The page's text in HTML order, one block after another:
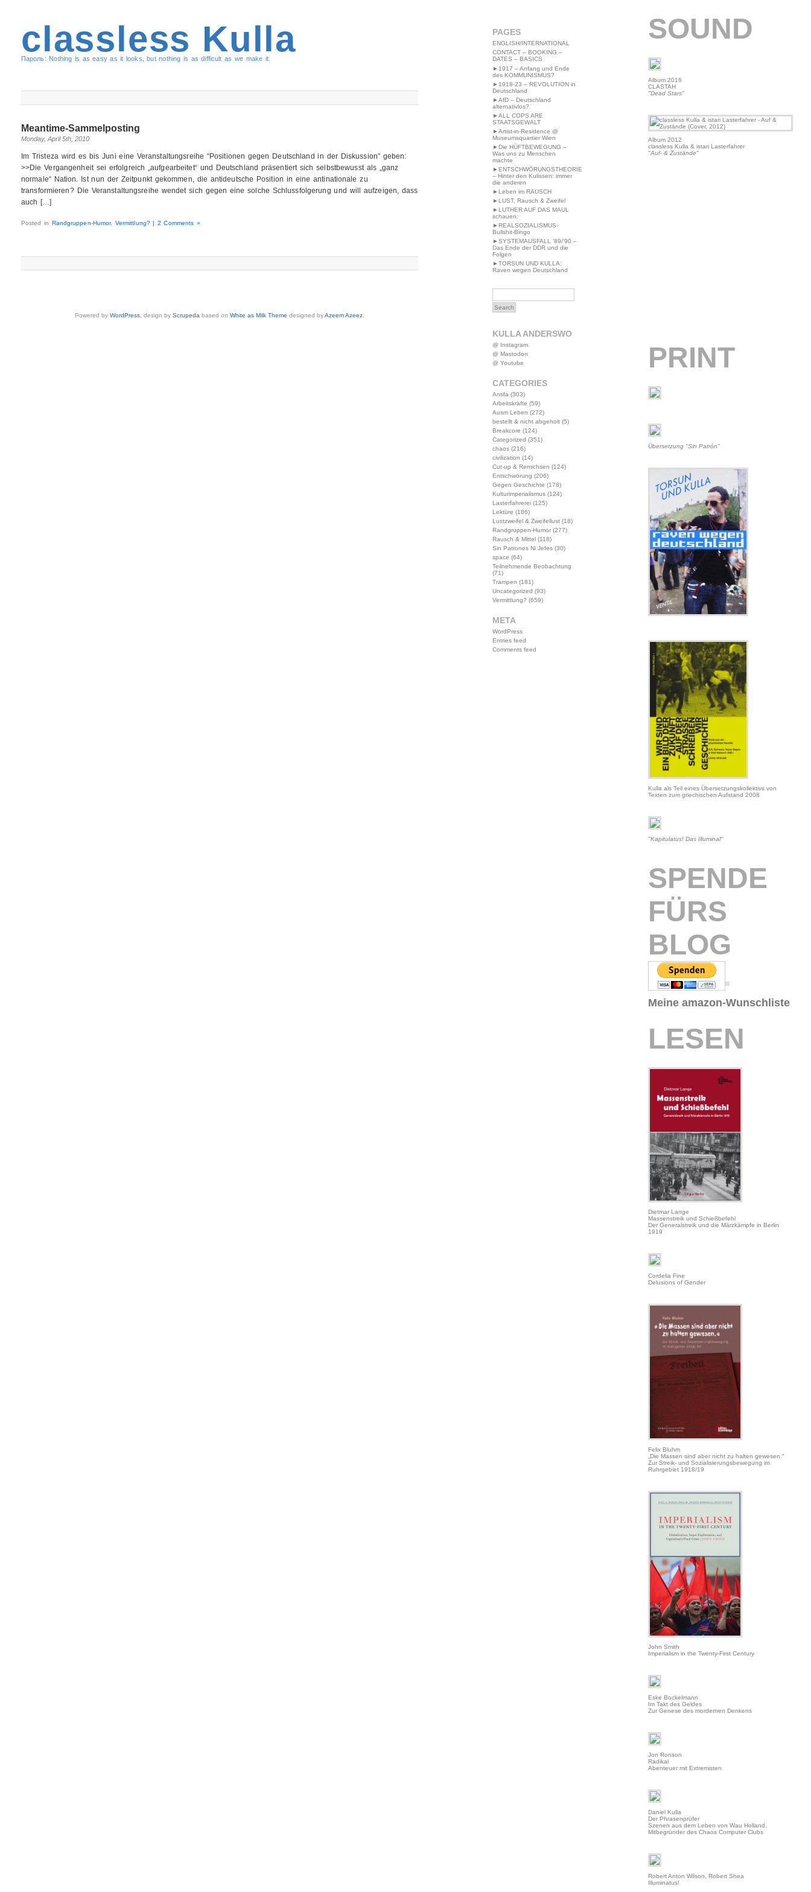
classless Kulla
Пароль: Nothing is as easy as it looks, but nothing is as difficult as we make it.
Meantime-Sammelposting
Monday, April 5th, 2010
Im Tristeza wird es bis Juni eine Veranstaltungsreihe “Positionen gegen Deutschland in der Diskussion” geben:
>>Die Vergangenheit sei erfolgreich „aufgearbeitet“ und Deutschland präsentiert sich selbstbewusst als „ganz
normale“ Nation. Ist nun der Zeitpunkt gekommen, die antideutsche Position in eine antinationale zu
transformieren? Die Veranstaltungsreihe wendet sich gegen eine solche Schlussfolgerung und will aufzeigen, dass
auch […]
Posted in Randgruppen-Humor, Vermittlung? | 2 Comments »
Powered byWordPress , design byScrupeda based onWhite as Milk Theme designed byAzeem Azeez
PAGES
ENGLISH/INTERNATIONAL
CONTACT – BOOKING –
DATES – BASICS
►1917 – Anfang und Ende
des KOMMUNISMUS?
►1918-23 – REVOLUTION in
Deutschland
►AfD – Deutschland
alternativlos?
►ALL COPS ARE
STAATSGEWALT
►Artist-in-Residence @
Museumsquartier Wien
►Die HÜFTBEWEGUNG –
Was uns zu Menschen
machte
►ENTSCHWÖRUNGSTHEORIE
– Hinter den Kulissen: immer
die anderen
►Leben im RAUSCH
►LUST, Rausch & Zweifel
►LUTHER AUF DAS MAUL
schauen:
►REALSOZIALISMUS-
Bullshit-Bingo
►SYSTEMAUSFALL ’89/’90 –
Das Ende der DDR und die
Folgen
►TORSUN UND KULLA:
Raven wegen Deutschland
KULLA ANDERSWO
@ Instagram
@ Mastodon
@ Youtube
CATEGORIES
Antifa (303)
Arbeitskräfte (59)
Ausm Leben (272)
bestellt & nicht abgeholt(5)
Breakcore (124)
Categorized (351)
chaos(216)
civilization (14)
Cut-up & Remichsen (124)
Entschwörung (206)
Gegen Geschichte (178)
Kulturimperialismus(124)
Lasterfahrerei(125)
Lektüre (186)
Lustzweifel & Zweifellust(18)
Randgruppen-Humor(277)
Rausch & Mittel(118)
Sin Patrones Ni Jefes(30)
space (64)
Teilnehmende Beobachtung
(71)
Trampen (181)
Uncategorized (93)
Vermittlung? (659)
META
WordPress
Entries feed
Comments feed
SOUND
Album 2016
CLASTAH
"Dead Stars"
Album 2012
classless Kulla & istari Lasterfahrer
"Auf- & Zustände"
PRINT
Übersetzung "Sin Patrón"
Kulla als Teil eines Übersetzungskollektivs von
Texten zum griechischen Aufstand 2008
"Kapitulatus! Das Illuminal"
SPENDE
FÜRS
BLOG
Meine amazon-Wunschliste
LESEN
Dietmar Lange
Massenstreik und Schießbefehl
Der Generalstreik und die Märzkämpfe in Berlin
1919
Cordelia Fine
Delusions of Gender
Felix Bluhm
„Die Massen sind aber nicht zu halten gewesen.“
Zur Streik- und Sozialisierungsbewegung im
Ruhrgebiet 1918/19
John Smith
Imperialism in the Twenty-First Century
Eske Bockelmann
Im Takt des Geldes
Zur Genese des mordernen Denkens
Jon Ronson
Radikal
Abenteuer mit Extremisten
Daniel Kulla
Der Phrasenprüfer
Szenen aus dem Leben von Wau Holland,
Mitbegründer des Chaos Computer Clubs
Robert Anton Wilson, Robert Shea
Illuminatus!